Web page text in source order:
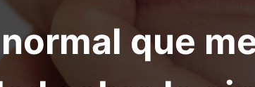
que